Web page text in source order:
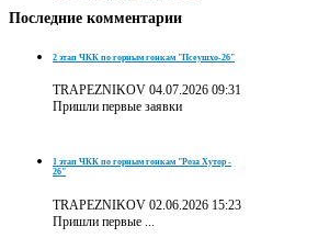
Последние комментарии
2 этап ЧКК по горным гонкам "Псеушхо-26"
TRAPEZNIKOV 04.07.2026 09:31
Пришли первые заявки
1 этап ЧКК по горным гонкам "Роза Хутор -
26"
TRAPEZNIKOV 02.06.2026 15:23
Пришли первые ...